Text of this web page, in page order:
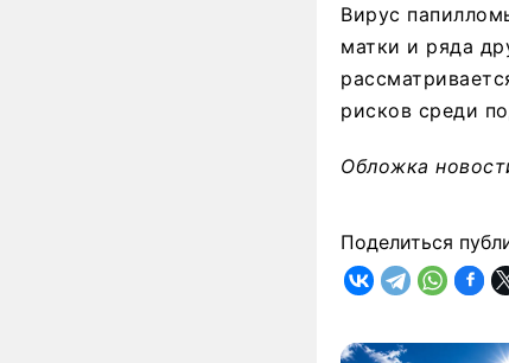
Вирус
матки и ряда
рисков среди
Обложка
Поделиться